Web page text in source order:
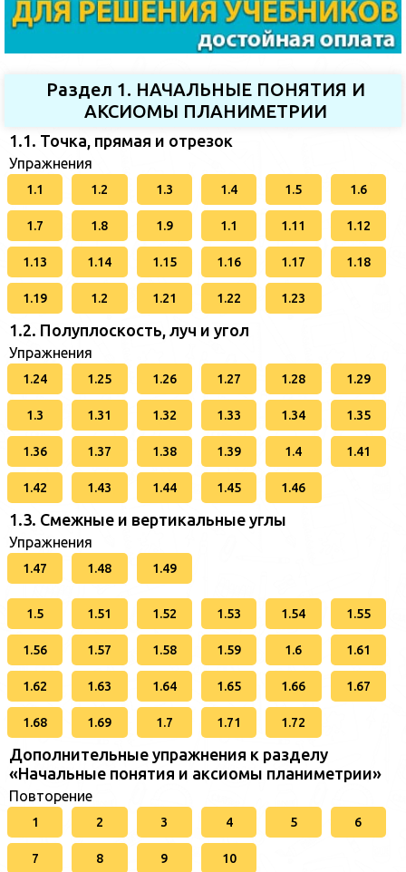
Раздел 1. НАЧАЛЬНЫЕ ПОНЯТИЯ И
АКСИОМЫ ПЛАНИМЕТРИИ
1.1. Точка, прямая и отрезок
Упражнения
1.1 1.2 1.3 1.4 1.5 1.6
1.7 1.8 1.9 1.1 1.11 1.12
1.13 1.14 1.15 1.16 1.17 1.18
1.19 1.2 1.21 1.22 1.23
1.2. Полуплоскость, луч и угол
Упражнения
1.24 1.25 1.26 1.27 1.28 1.29
1.3 1.31 1.32 1.33 1.34 1.35
1.36 1.37 1.38 1.39 1.4 1.41
1.42 1.43 1.44 1.45 1.46
1.3. Смежные и вертикальные углы
Упражнения
1.47 1.48 1.49
1.5 1.51 1.52 1.53 1.54 1.55
1.56 1.57 1.58 1.59 1.6 1.61
1.62 1.63 1.64 1.65 1.66 1.67
1.68 1.69 1.7 1.71 1.72
Дополнительные упражнения к разделу
«Начальные понятия и аксиомы планиметрии»
Повторение
1 2 3 4 5 6
7 8 9 10